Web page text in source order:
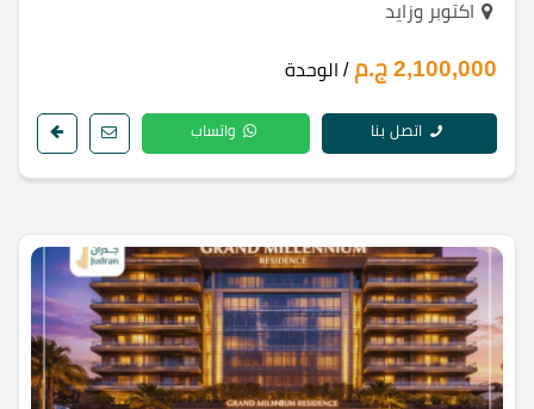
اكتوبر وزايد
2,100,000 ج.م / الوحدة
اتصل بنا واتساب